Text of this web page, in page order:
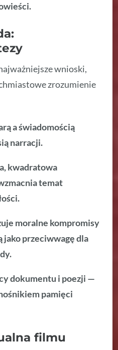
wnioski,
zrozumienie
a świadomością
narracji.
kwadratowa
temat
moralne kompromisy
jako przeciwwagę dla
dokumentu i poezji —
pamięci
filmu